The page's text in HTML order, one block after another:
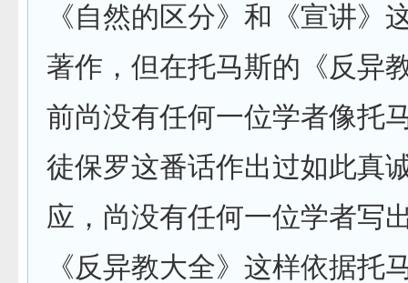
《自然的区分》和《宣讲》
著作，但在托马斯的《反异
前尚没有任何一位学者像托
徒保罗这番话作出过如此真
应，尚没有任何一位学者写
《反异教大全》这样依据托